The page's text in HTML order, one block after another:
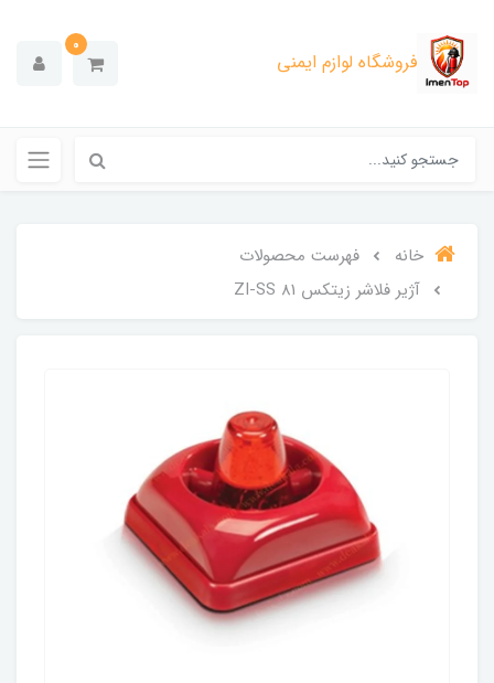
فروشگاه لوازم ایمنی
0
خانه
فهرست محصولات
آژیر فلاشر زیتکس ZI-SS 81